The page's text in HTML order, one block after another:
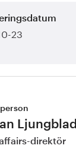
23
Ljungblad
direktör